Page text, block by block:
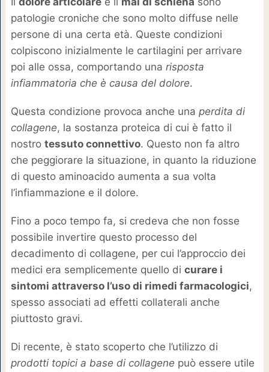
patologie croniche che sono molto diffuse nelle
persone di una certa età. Queste condizioni
colpiscono inizialmente le cartilagini per arrivare
poi alle ossa, comportando una risposta
infiammatoria che è causa del dolore.
Questa condizione provoca anche una perdita di
collagene, la sostanza proteica di cui è fatto il
nostro tessuto connettivo. Questo non fa altro
che peggiorare la situazione, in quanto la riduzione
di questo aminoacido aumenta a sua volta
l’infiammazione e il dolore.
Fino a poco tempo fa, si credeva che non fosse
possibile invertire questo processo del
decadimento di collagene, per cui l’approccio dei
medici era semplicemente quello di curare i
sintomi attraverso l’uso di rimedi farmacologici,
spesso associati ad effetti collaterali anche
piuttosto gravi.
Di recente, è stato scoperto che l’utilizzo di
prodotti topici a base di collagene può essere utile